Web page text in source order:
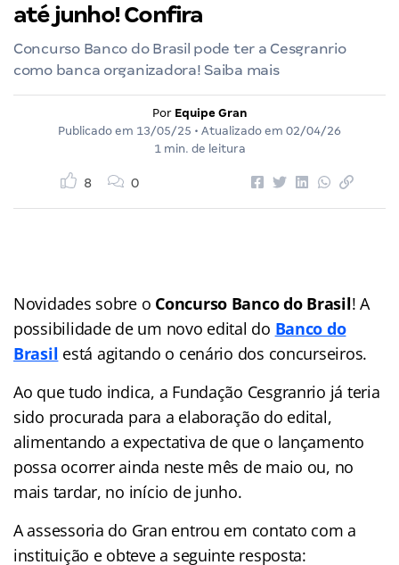
até junho! Confira
Concurso Banco do Brasil pode ter a Cesgranrio
como banca organizadora! Saiba mais
Por Equipe Gran
Publicado em 13/05/25 • Atualizado em 02/04/26
1 min. de leitura
8 0
Novidades sobre o Concurso Banco do Brasil! A
possibilidade de um novo edital do Banco do
Brasil está agitando o cenário dos concurseiros.
Ao que tudo indica, a Fundação Cesgranrio já teria
sido procurada para a elaboração do edital,
alimentando a expectativa de que o lançamento
possa ocorrer ainda neste mês de maio ou, no
mais tardar, no início de junho.
A assessoria do Gran entrou em contato com a
instituição e obteve a seguinte resposta: